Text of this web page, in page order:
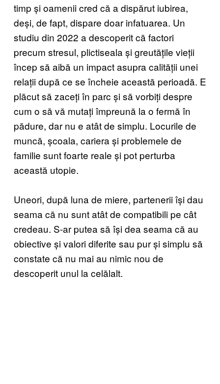
timp și oamenii cred că a dispărut iubirea,
deși, de fapt, dispare doar infatuarea. Un
studiu din 2022 a descoperit că factori
precum stresul, plictiseala și greutățile vieții
încep să aibă un impact asupra calității unei
relații după ce se încheie această perioadă. E
plăcut să zaceți în parc și să vorbiți despre
cum o să vă mutați împreună la o fermă în
pădure, dar nu e atât de simplu. Locurile de
muncă, școala, cariera și problemele de
familie sunt foarte reale și pot perturba
această utopie.
Uneori, după luna de miere, partenerii își dau
seama că nu sunt atât de compatibili pe cât
credeau. S-ar putea să își dea seama că au
obiective și valori diferite sau pur și simplu să
constate că nu mai au nimic nou de
descoperit unul la celălalt.